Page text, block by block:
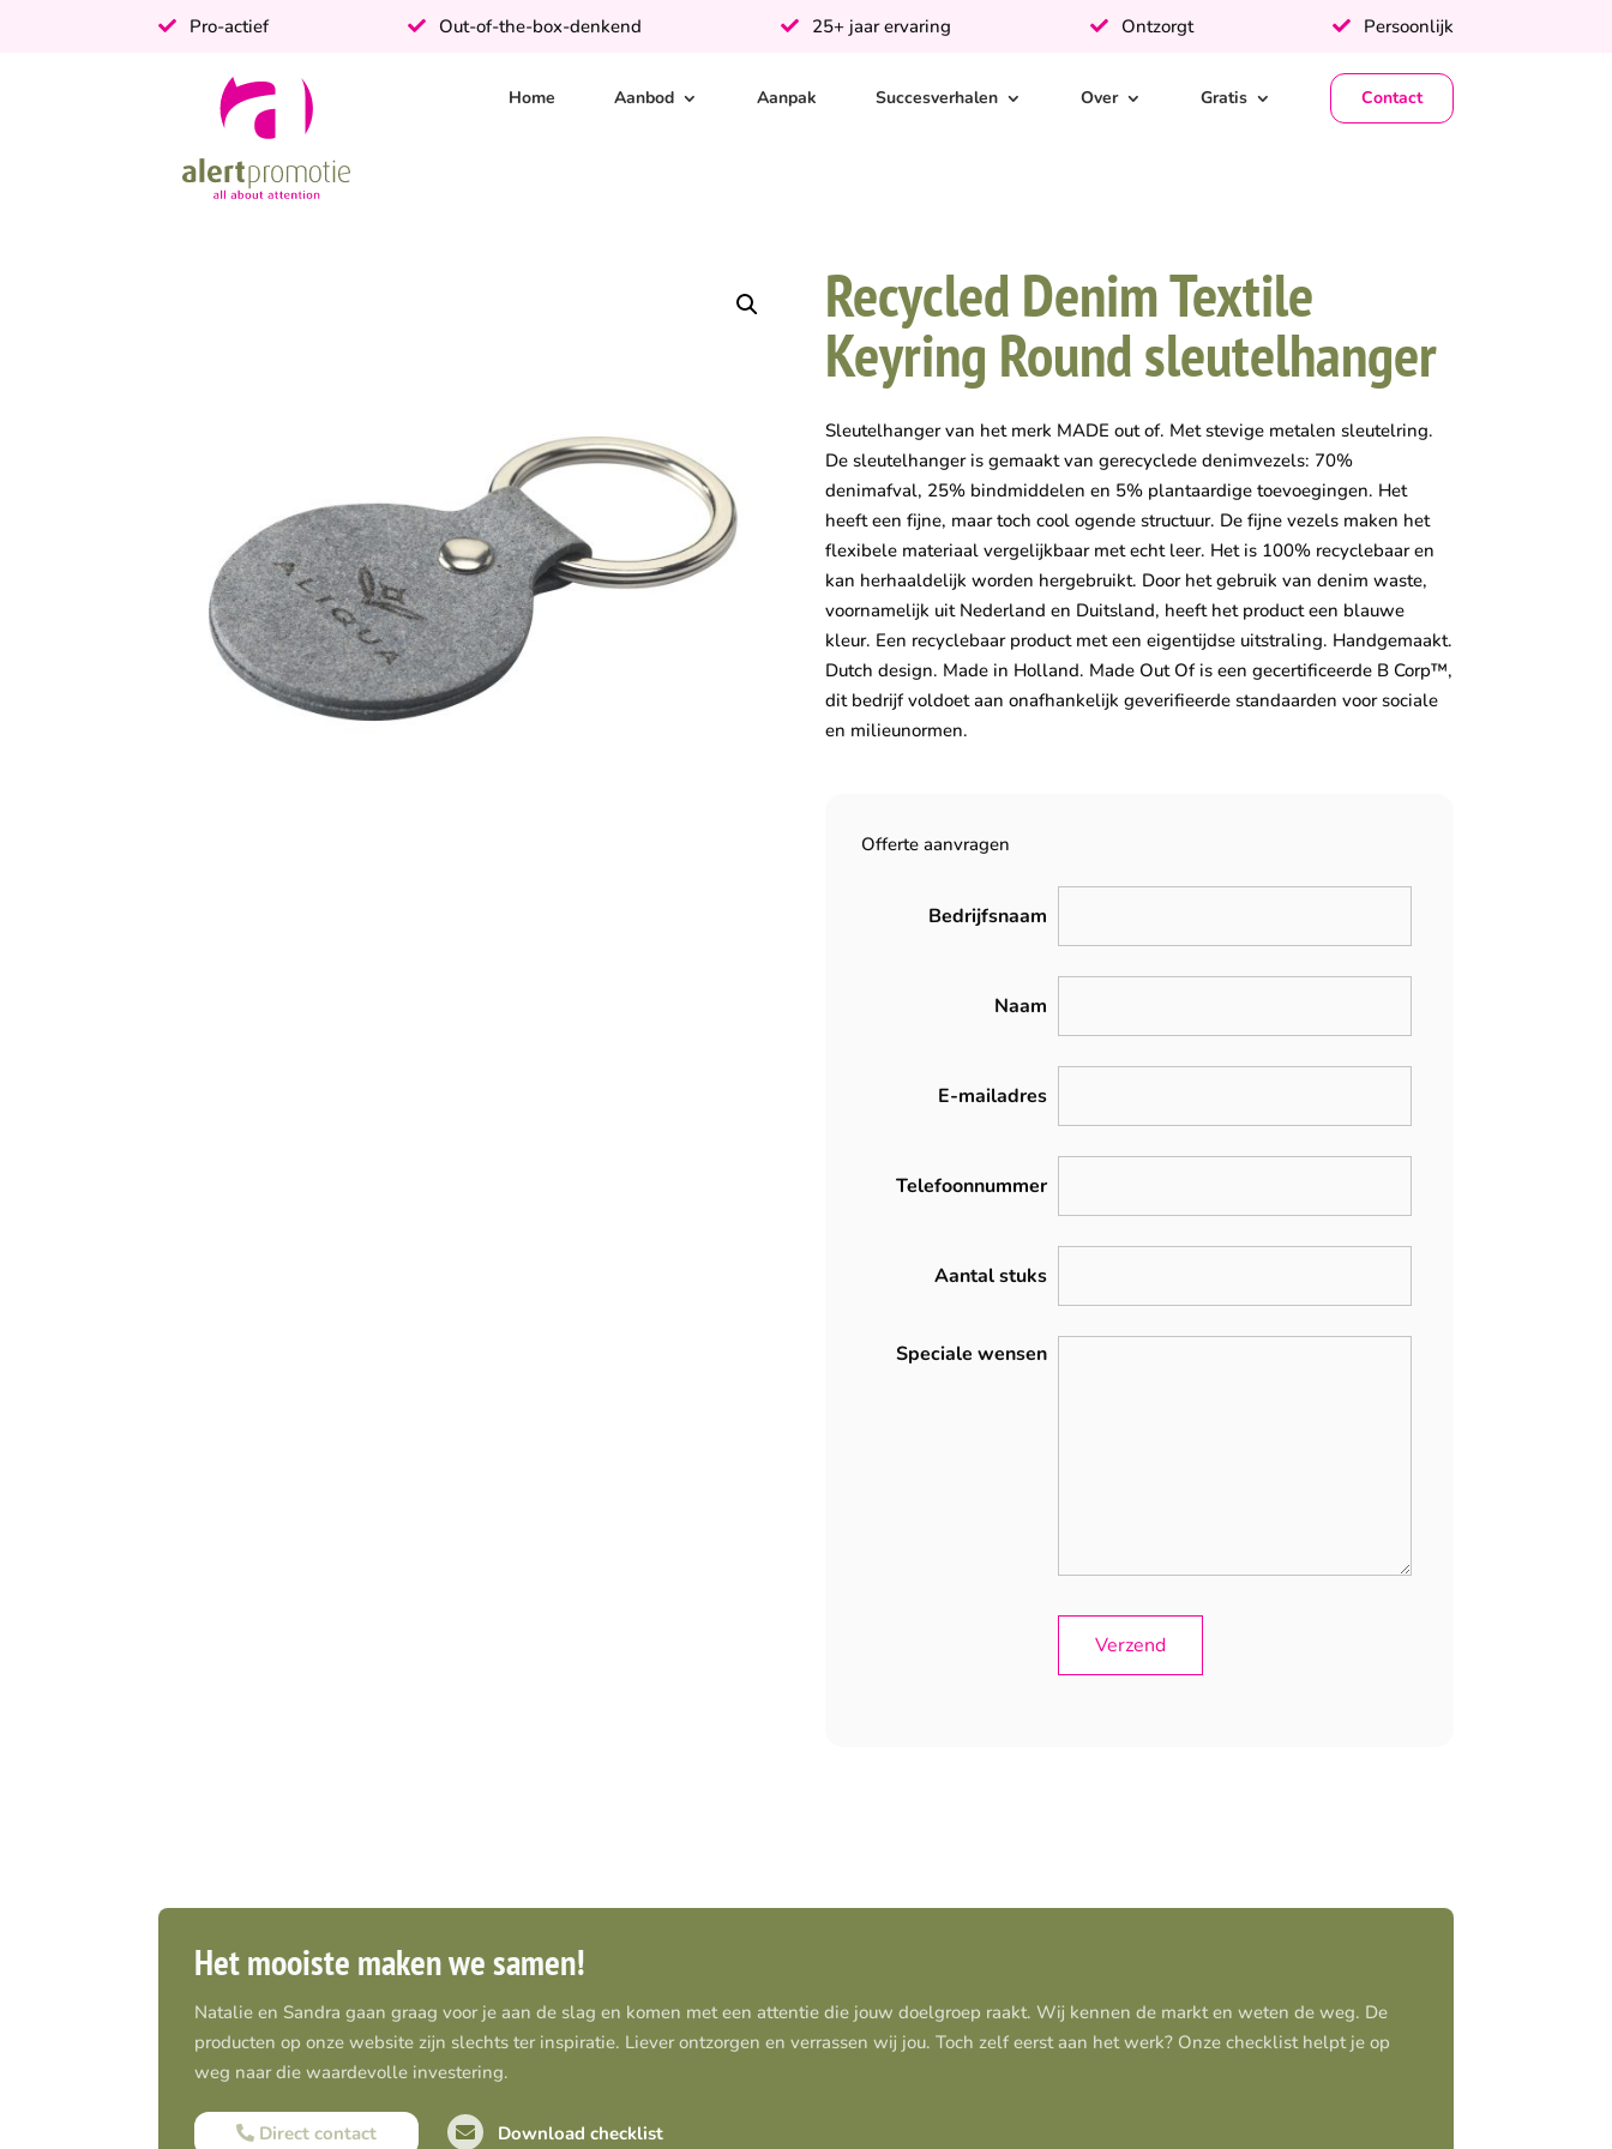
Pro-actief Out-of-the-box-denkend 25+ jaar ervaring Ontzorgt Persoonlijk
Home Aanbod Aanpak Succesverhalen Over Gratis Contact
Recycled Denim Textile
Keyring Round sleutelhanger
Sleutelhanger van het merk MADE out of. Met stevige metalen sleutelring.
De sleutelhanger is gemaakt van gerecyclede denimvezels: 70%
denimafval, 25% bindmiddelen en 5% plantaardige toevoegingen. Het
heeft een fijne, maar toch cool ogende structuur. De fijne vezels maken het
flexibele materiaal vergelijkbaar met echt leer. Het is 100% recyclebaar en
kan herhaaldelijk worden hergebruikt. Door het gebruik van denim waste,
voornamelijk uit Nederland en Duitsland, heeft het product een blauwe
kleur. Een recyclebaar product met een eigentijdse uitstraling. Handgemaakt.
Dutch design. Made in Holland. Made Out Of is een gecertificeerde B Corp™,
dit bedrijf voldoet aan onafhankelijk geverifieerde standaarden voor sociale
en milieunormen.
Offerte aanvragen
Bedrijfsnaam
Naam
E-mailadres
Telefoonnummer
Aantal stuks
Speciale wensen
Het mooiste maken we samen!
Natalie en Sandra gaan graag voor je aan de slag en komen met een attentie die jouw doelgroep raakt. Wij kennen de markt en weten de weg. De
producten op onze website zijn slechts ter inspiratie. Liever ontzorgen en verrassen wij jou. Toch zelf eerst aan het werk? Onze checklist helpt je op
weg naar die waardevolle investering.
Direct contact Download checklist